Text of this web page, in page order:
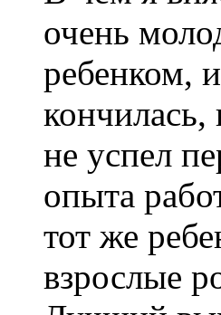
очень
ребенком,
кончилась,
не успел
опыта
тот же
взрослые